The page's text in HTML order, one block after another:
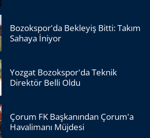
Bozokspor'da Bekleyiş Bitti: Takım
Sahaya İniyor
Yozgat Bozokspor'da Teknik
Direktör Belli Oldu
Çorum FK Başkanından Çorum'a
Havalimanı Müjdesi